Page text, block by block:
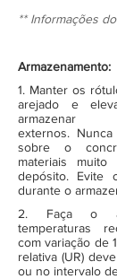
** Informações
Armazenamento:
1. Manter os
arejado e
externos. Nunca
sobre o
materiais
depósito. Evite
durante o
2. Faça o
temperaturas
com variação de
relativa (UR)
ou no intervalo